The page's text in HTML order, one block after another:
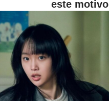
este motivo